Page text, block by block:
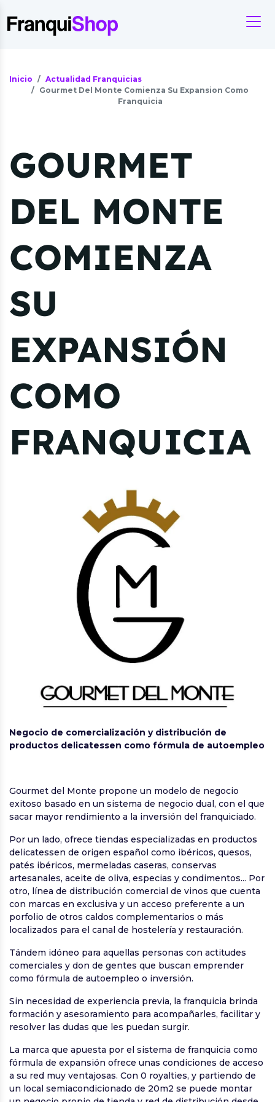
Inicio
Actualidad Franquicias
Gourmet Del Monte Comienza Su Expansion Como
Franquicia
GOURMET
DEL MONTE
COMIENZA
SU
EXPANSIÓN
COMO
FRANQUICIA
Negocio de comercialización y distribución de
productos delicatessen como fórmula de autoempleo
Gourmet del Monte propone un modelo de negocio
exitoso basado en un sistema de negocio dual, con el que
sacar mayor rendimiento a la inversión del franquiciado.
Por un lado, ofrece tiendas especializadas en productos
delicatessen de origen español como ibéricos, quesos,
patés ibéricos, mermeladas caseras, conservas
artesanales, aceite de oliva, especias y condimentos... Por
otro, línea de distribución comercial de vinos que cuenta
con marcas en exclusiva y un acceso preferente a un
porfolio de otros caldos complementarios o más
localizados para el canal de hostelería y restauración.
Tándem idóneo para aquellas personas con actitudes
comerciales y don de gentes que buscan emprender
como fórmula de autoempleo o inversión.
Sin necesidad de experiencia previa, la franquicia brinda
formación y asesoramiento para acompañarles, facilitar y
resolver las dudas que les puedan surgir.
La marca que apuesta por el sistema de franquicia como
fórmula de expansión ofrece unas condiciones de acceso
a su red muy ventajosas. Con 0 royalties, y partiendo de
un local semiacondicionado de 20m2 se puede montar